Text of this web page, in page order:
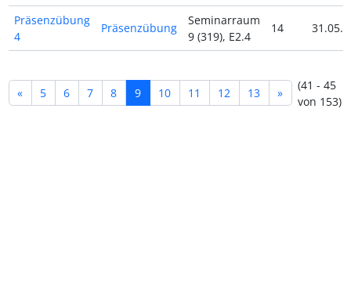
Präsenzübung
4
Präsenzübung
Seminarraum
9 (319), E2.4
14
« 5 6 7 8 9 10 11 12 13 »
(41 - 45
von 153)